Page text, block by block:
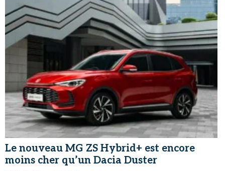
Le nouveau MG ZS Hybrid+ est encore
moins cher qu’un Dacia Duster